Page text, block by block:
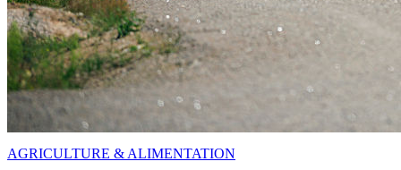
AGRICULTURE & ALIMENTATION